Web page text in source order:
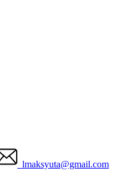
lmaksyuta@gmail.com